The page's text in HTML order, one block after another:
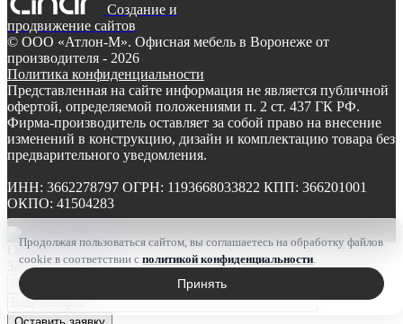
Создание и
продвижение сайтов
© ООО «Атлон-М». Офисная мебель в Воронеже от
производителя - 2026
Политика конфиденциальности
Представленная на сайте информация не является публичной
офертой, определяемой положениями п. 2 ст. 437 ГК РФ.
Фирма-производитель оставляет за собой право на внесение
изменений в конструкцию, дизайн и комплектацию товара без
предварительного уведомления.
ИНН: 3662278797 ОГРН: 1193668033822 КПП: 366201001
ОКПО: 41504283
Оставить заявку
Заполните форму ниже и наши менеджеры свяжутся с Вами.
Продолжая пользоваться сайтом, вы соглашаетесь на обработку файлов
cookie в соответствии с политикой конфиденциальности.
Принять